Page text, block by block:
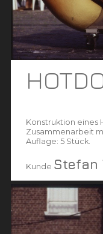
Konstruktion eines
Zusammenarbeit
Auflage: 5 Stück.
Kunde Stefan